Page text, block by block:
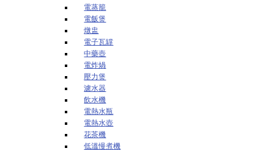
電蒸籠
電飯煲
燉盅
電子瓦罉
中藥壺
電炸煱
壓力煲
濾水器
飲水機
電熱水瓶
電熱水壺
花茶機
低溫慢煮機